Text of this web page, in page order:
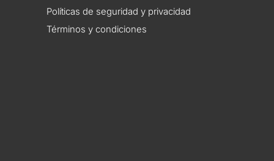
Políticas de seguridad y privacidad
Términos y condiciones